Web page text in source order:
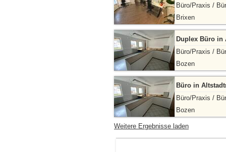
Büro/Praxis /
Brixen
Duplex Büro in
Büro/Praxis /
Bozen
Büro in
Büro/Praxis /
Bozen
Weitere Ergebnisse laden